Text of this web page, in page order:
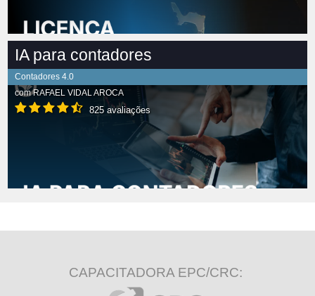
IA para contadores
Contadores 4.0
comRAFAEL VIDAL AROCA
825 avaliações
CAPACITADORA EPC/CRC: